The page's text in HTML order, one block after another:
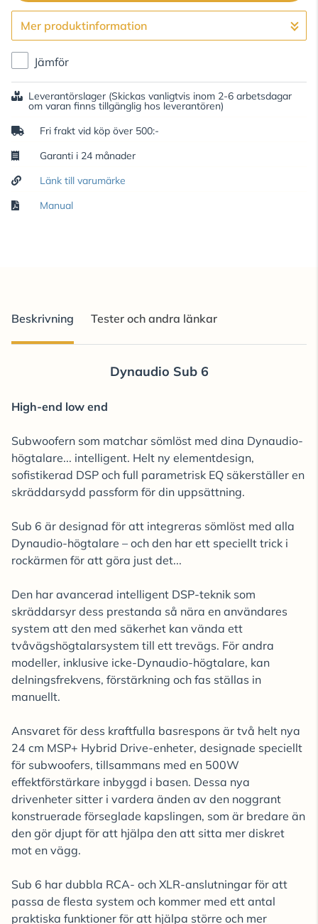
Gå till kassan
Mer produktinformation
Jämför
Leverantörslager (Skickas vanligtvis inom 2-6 arbetsdagar
om varan finns tillgänglig hos leverantören)
Fri frakt vid köp över 500:-
Garanti i 24 månader
Länk till varumärke
Manual
Beskrivning Tester och andra länkar
Dynaudio Sub 6
High-end low end
Subwoofern som matchar sömlöst med dina Dynaudio-
högtalare... intelligent. Helt ny elementdesign,
sofistikerad DSP och full parametrisk EQ säkerställer en
skräddarsydd passform för din uppsättning.
Sub 6 är designad för att integreras sömlöst med alla
Dynaudio-högtalare – och den har ett speciellt trick i
rockärmen för att göra just det...
Den har avancerad intelligent DSP-teknik som
skräddarsyr dess prestanda så nära en användares
system att den med säkerhet kan vända ett
tvåvägshögtalarsystem till ett trevägs. För andra
modeller, inklusive icke-Dynaudio-högtalare, kan
delningsfrekvens, förstärkning och fas ställas in
manuellt.
Ansvaret för dess kraftfulla basrespons är två helt nya
24 cm MSP+ Hybrid Drive-enheter, designade speciellt
för subwoofers, tillsammans med en 500W
effektförstärkare inbyggd i basen. Dessa nya
drivenheter sitter i vardera änden av den noggrant
konstruerade förseglade kapslingen, som är bredare än
den gör djupt för att hjälpa den att sitta mer diskret
mot en vägg.
Sub 6 har dubbla RCA- och XLR-anslutningar för att
passa de flesta system och kommer med ett antal
praktiska funktioner för att hjälpa större och mer